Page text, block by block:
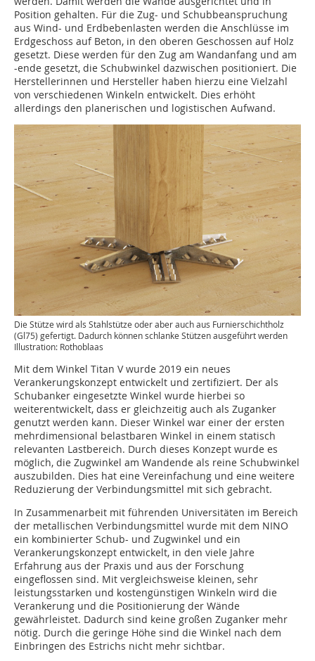
Position gehalten. Für die Zug- und Schubbeanspruchung
aus Wind- und Erdbebenlasten werden die Anschlüsse im
Erdgeschoss auf Beton, in den oberen Geschossen auf Holz
gesetzt. Diese werden für den Zug am Wandanfang und am
-ende gesetzt, die Schubwinkel dazwischen positioniert. Die
Herstellerinnen und Hersteller haben hierzu eine Vielzahl
von verschiedenen Winkeln entwickelt. Dies erhöht
allerdings den planerischen und logistischen Aufwand.
Die Stütze wird als Stahlstütze oder aber auch aus Furnierschichtholz
(Gl75) gefertigt. Dadurch können schlanke Stützen ausgeführt werden
Illustration: Rothoblaas
Mit dem Winkel Titan V wurde 2019 ein neues
Verankerungskonzept entwickelt und zertifiziert. Der als
Schubanker eingesetzte Winkel wurde hierbei so
weiterentwickelt, dass er gleichzeitig auch als Zuganker
genutzt werden kann. Dieser Winkel war einer der ersten
mehrdimensional belastbaren Winkel in einem statisch
relevanten Lastbereich. Durch dieses Konzept wurde es
möglich, die Zugwinkel am Wandende als reine Schubwinkel
auszubilden. Dies hat eine Vereinfachung und eine weitere
Reduzierung der Verbindungsmittel mit sich gebracht.
In Zusammenarbeit mit führenden Universitäten im Bereich
der metallischen Verbindungsmittel wurde mit dem NINO
ein kombinierter Schub- und Zugwinkel und ein
Verankerungskonzept entwickelt, in den viele Jahre
Erfahrung aus der Praxis und aus der Forschung
eingeflossen sind. Mit vergleichsweise kleinen, sehr
leistungsstarken und kostengünstigen Winkeln wird die
Verankerung und die Positionierung der Wände
gewährleistet. Dadurch sind keine großen Zuganker mehr
nötig. Durch die geringe Höhe sind die Winkel nach dem
Einbringen des Estrichs nicht mehr sichtbar.